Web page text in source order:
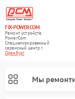
FIX-POWERCOM
Ремонт устройств
PowerCom
Специализированный
cервисный центр г.
Оренбург
Мы